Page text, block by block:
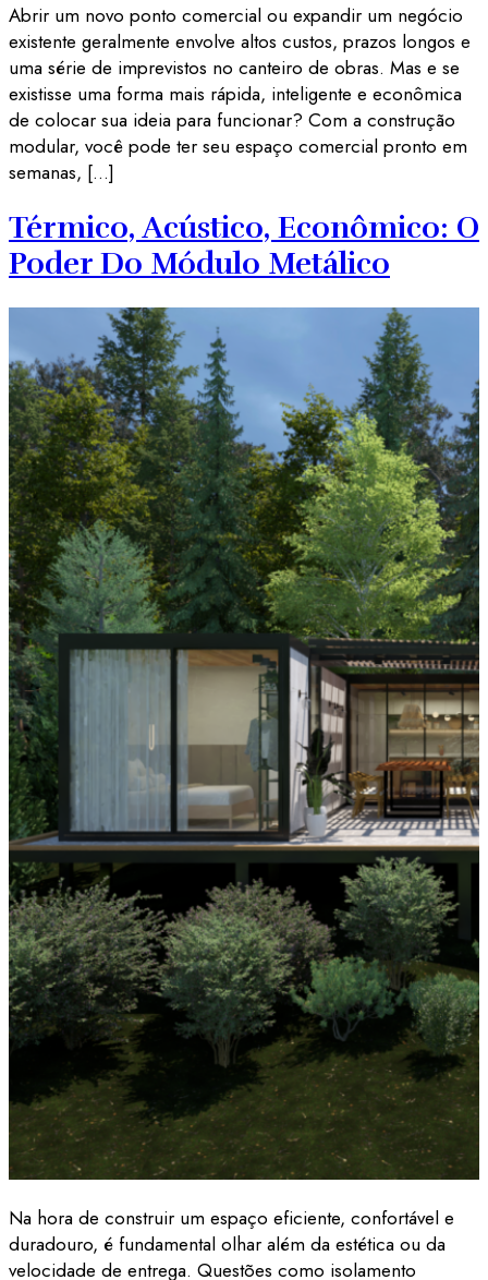
Abrir um novo ponto comercial ou expandir um negócio
existente geralmente envolve altos custos, prazos longos e
uma série de imprevistos no canteiro de obras. Mas e se
existisse uma forma mais rápida, inteligente e econômica
de colocar sua ideia para funcionar? Com a construção
modular, você pode ter seu espaço comercial pronto em
semanas, […]
Térmico, Acústico, Econômico: O
Poder Do Módulo Metálico
Na hora de construir um espaço eficiente, confortável e
duradouro, é fundamental olhar além da estética ou da
velocidade de entrega. Questões como isolamento